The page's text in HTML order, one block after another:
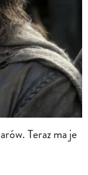
Teraz ma je